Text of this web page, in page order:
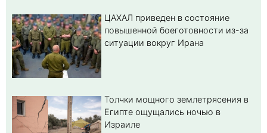
ЦАХАЛ приведен в состояние
повышенной боеготовности из-за
ситуации вокруг Ирана
Толчки мощного землетрясения в
Египте ощущались ночью в
Израиле